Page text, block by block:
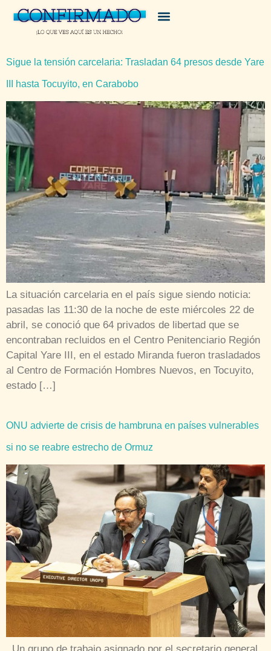
Sigue la tensión carcelaria: Trasladan 64 presos desde Yare
III hasta Tocuyito, en Carabobo
La situación carcelaria en el país sigue siendo noticia:
pasadas las 11:30 de la noche de este miércoles 22 de
abril, se conoció que 64 privados de libertad que se
encontraban recluidos en el Centro Penitenciario Región
Capital Yare III, en el estado Miranda fueron trasladados
al Centro de Formación Hombres Nuevos, en Tocuyito,
estado […]
ONU advierte de crisis de hambruna en países vulnerables
si no se reabre estrecho de Ormuz